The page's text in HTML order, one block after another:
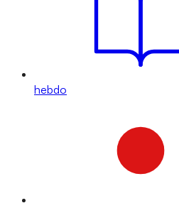
hebdo